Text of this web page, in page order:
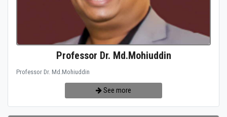
Professor Dr. Md.Mohiuddin
Professor Dr. Md.Mohiuddin
See more